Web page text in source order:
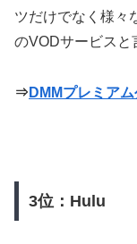
ツだけでなく様々
のVODサービスと
⇒ DMMプレミア
3位：Hulu